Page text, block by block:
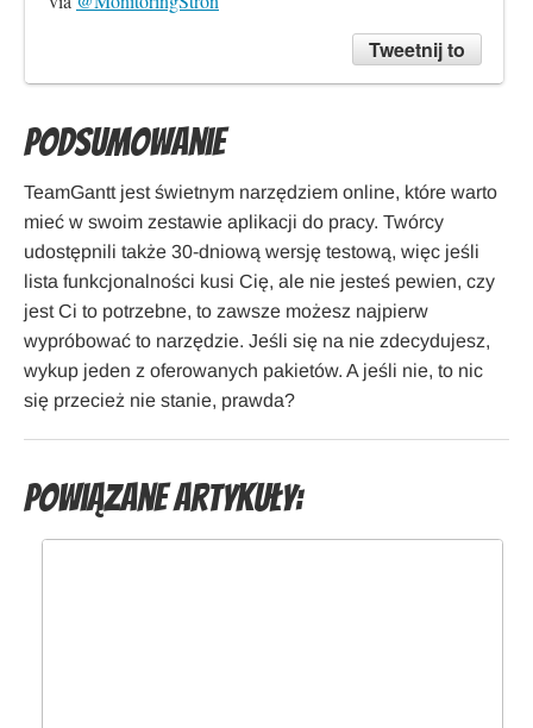
Tweetnij to
Podsumowanie
TeamGantt jest świetnym narzędziem online, które warto
mieć w swoim zestawie aplikacji do pracy. Twórcy
udostępnili także 30-dniową wersję testową, więc jeśli
lista funkcjonalności kusi Cię, ale nie jesteś pewien, czy
jest Ci to potrzebne, to zawsze możesz najpierw
wypróbować to narzędzie. Jeśli się na nie zdecydujesz,
wykup jeden z oferowanych pakietów. A jeśli nie, to nic
się przecież nie stanie, prawda?
Powiązane artykuły: